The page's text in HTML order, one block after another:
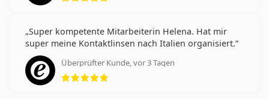
Super kompetente Mitarbeiterin Helena. Hat mir
super meine Kontaktlinsen nach Italien organisiert.
Überprüfter Kunde, vor 3 Tagen
Bewertung 5 aus 5